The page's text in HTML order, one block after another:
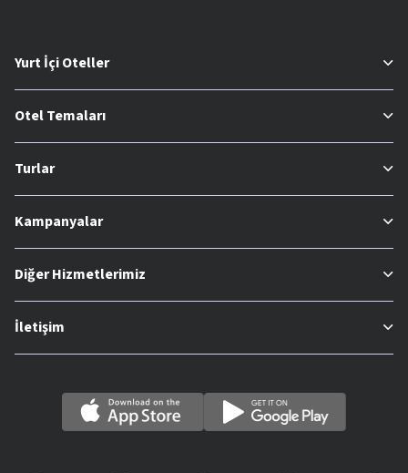
Yurt İçi Oteller
Otel Temaları
Turlar
Kampanyalar
Diğer Hizmetlerimiz
İletişim